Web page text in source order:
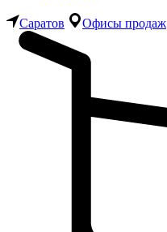
Саратов Офисы продаж